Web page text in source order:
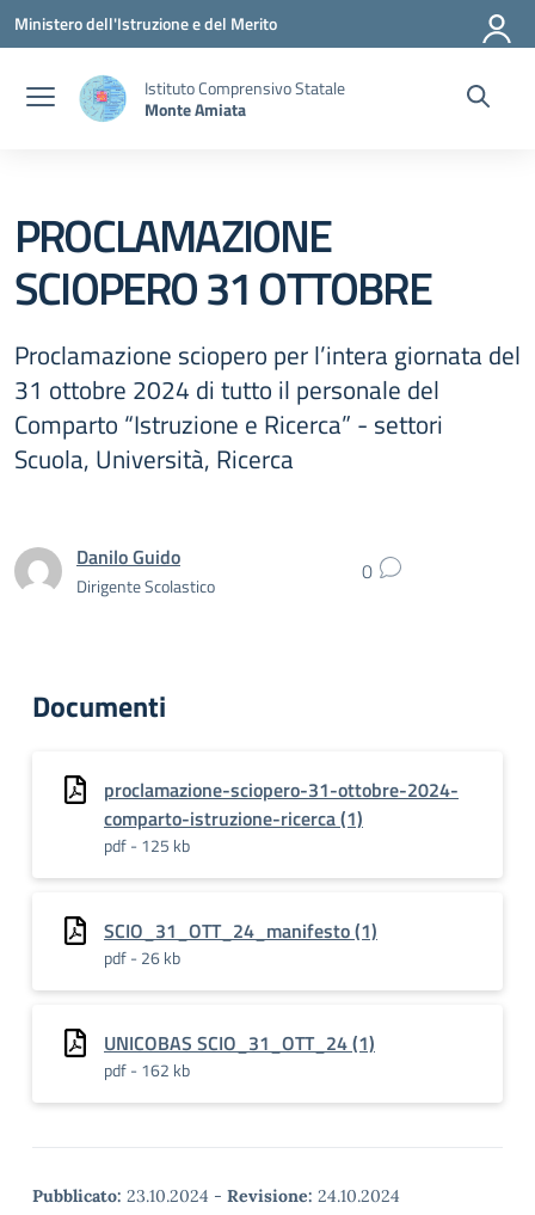
Vai ai contenuti
Vai al menu di navigazione
Vai al footer
Ministero dell'Istruzione e del Merito
Istituto Comprensivo Statale
Monte Amiata
PROCLAMAZIONE
SCIOPERO 31 OTTOBRE
Proclamazione sciopero per l’intera giornata del
31 ottobre 2024 di tutto il personale del
Comparto “Istruzione e Ricerca” - settori
Scuola, Università, Ricerca
Danilo Guido
Dirigente Scolastico 0
Documenti
proclamazione-sciopero-31-ottobre-2024-
comparto-istruzione-ricerca (1)
pdf - 125 kb
SCIO_31_OTT_24_manifesto (1)
pdf - 26 kb
UNICOBAS SCIO_31_OTT_24 (1)
pdf - 162 kb
Pubblicato: 23.10.2024 - Revisione: 24.10.2024